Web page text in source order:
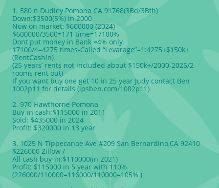
1. 580 n Dudley Pomona CA 91768(3Bd/3Bth)
Down:$3500(5%) in 2000
Now on market: $600000 (2024)
$600000/3500=171 time=17100%
Dont put money in Bank =4% only
17100/4=4275 times-Called “Levarage”=1:4275+$150k+
(RentCashIn)
(25 years’ rents not included about $150k+/2000-2025/2
rooms rent out)
If you want buy one get 10 in 25 year Judy contact Ben
1002p11 for details (ipsben.com/1002p11)
2. 970 Hawthorne Pomona
Buy-in cash:$115000 in 2011
Sold: $435000 in 2024
Profit: $320000 in 13 year
3. 1025 N Tippecanoe Ave #209 San Bernardino,CA 92410
$226000 Zillow /
All cash buy-in:$110000(in 2021)
Profit: $115000 in 5 year with 110%
(226000/110000=116000/110000=105% )